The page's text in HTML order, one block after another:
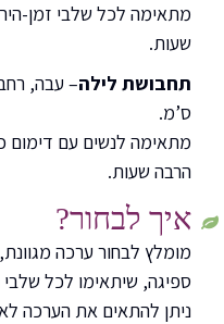
מתאימה לכל שלבי זמן-
שעות.
תחבושת לילה
ס’מ.
מתאימה לנשים עם דימום
הרבה שעות.
איך לבחור?
מומלץ לבחור ערכה
ספיגה, שיתאימו לכל שלבי
ניתן להתאים את הערכה